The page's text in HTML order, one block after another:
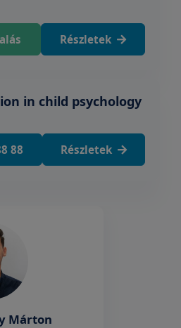
Részletek
in child psychology
88 Részletek
Márton